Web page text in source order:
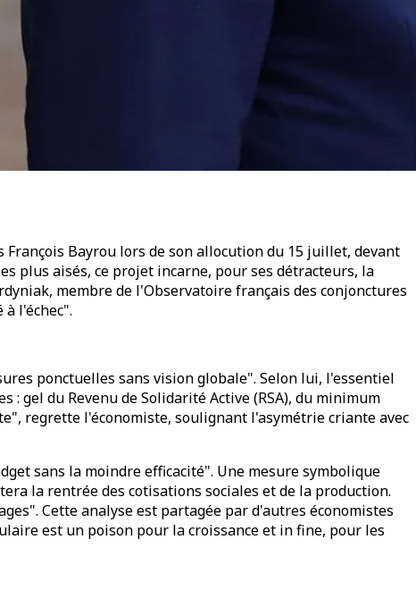
François Bayrou lors de son allocution du 15 juillet, devant
plus aisés, ce projet incarne, pour ses détracteurs, la
membre de l'Observatoire français des conjonctures
l'échec".
ponctuelles sans vision globale". Selon lui, l'essentiel
gel du Revenu de Solidarité Active (RSA), du minimum
regrette l'économiste, soulignant l'asymétrie criante avec
sans la moindre efficacité". Une mesure symbolique
la rentrée des cotisations sociales et de la production.
Cette analyse est partagée par d'autres économistes
est un poison pour la croissance et in fine, pour les